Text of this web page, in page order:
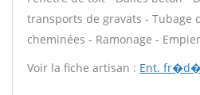
transports de gravats - Tubage
cheminées - Ramonage -
Voir la fiche artisan : Ent.